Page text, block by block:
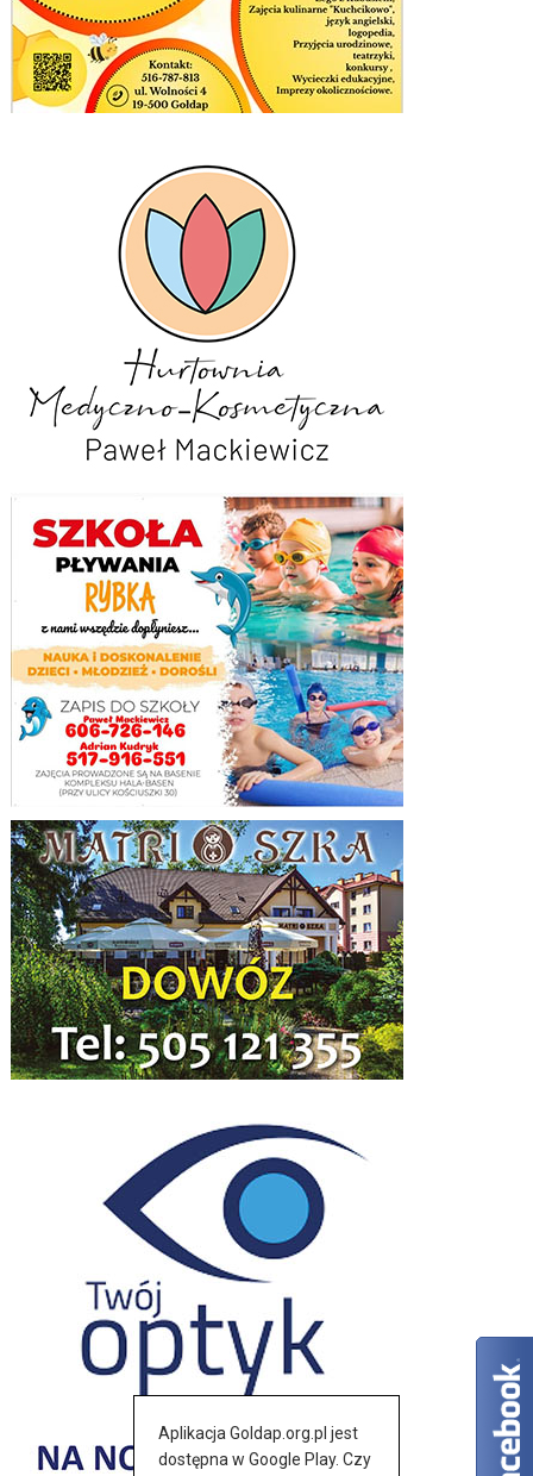
Aplikacja Goldap.org.pl jest
dostępna w Google Play. Czy